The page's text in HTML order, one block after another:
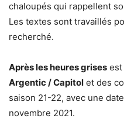
chaloupés qui rappellent
Les textes sont travaillés
recherché.
Après les heures grises est
Argentic / Capitol et des
saison 21-22, avec une
novembre 2021.